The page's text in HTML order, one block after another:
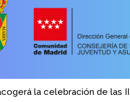
la celebración de las